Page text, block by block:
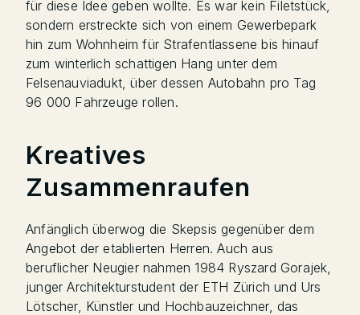
für diese Idee geben wollte. Es war kein Filetstück,
sondern erstreckte sich von einem Gewerbepark
hin zum Wohnheim für Strafentlassene bis hinauf
zum winterlich schattigen Hang unter dem
Felsenauviadukt, über dessen Autobahn pro Tag
96 000 Fahrzeuge rollen.
Kreatives
Zusammenraufen
Anfänglich überwog die Skepsis gegenüber dem
Angebot der etablierten Herren. Auch aus
beruflicher Neugier nahmen 1984 Ryszard Gorajek,
junger Architekturstudent der ETH Zürich und Urs
Lötscher, Künstler und Hochbauzeichner, das